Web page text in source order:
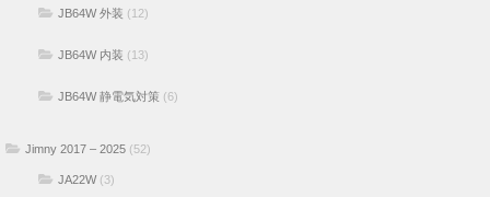
JB64W 外装 (12)
JB64W 内装 (13)
JB64W 静電気対策 (6)
Jimny 2017 – 2025 (52)
JA22W(3)